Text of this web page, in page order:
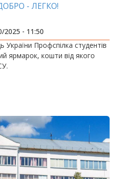
- ЛЕГКО!
2025 - 11:50
України Профспілка студентів
ярмарок, кошти від якого